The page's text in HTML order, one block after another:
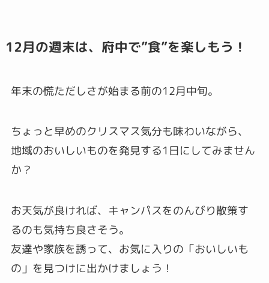
12月の週末は、府中で”食”を楽しもう！
年末の慌ただしさが始まる前の12月中旬。
ちょっと早めのクリスマス気分も味わいながら、
地域のおいしいものを発見する1日にしてみません
か？
お天気が良ければ、キャンパスをのんびり散策す
るのも気持ち良さそう。
友達や家族を誘って、お気に入りの「おいしいも
の」を見つけに出かけましょう！